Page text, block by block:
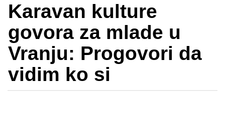
Karavan kulture
govora za mlade u
Vranju: Progovori da
vidim ko si